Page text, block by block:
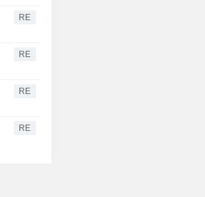
RE
RE
RE
RE